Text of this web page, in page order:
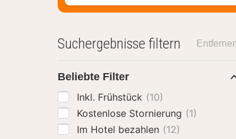
Suchergebnisse filtern
Beliebte Filter
Inkl. Frühstück (10)
Kostenlose Stornierung (1)
Im Hotel bezahlen (12)